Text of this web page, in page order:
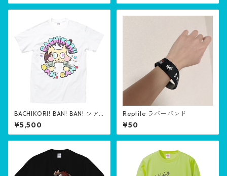
BACHIKORI! BAN! BAN! ツア
ーTシャツ
¥5,500
Reptile ラバーバンド
¥50